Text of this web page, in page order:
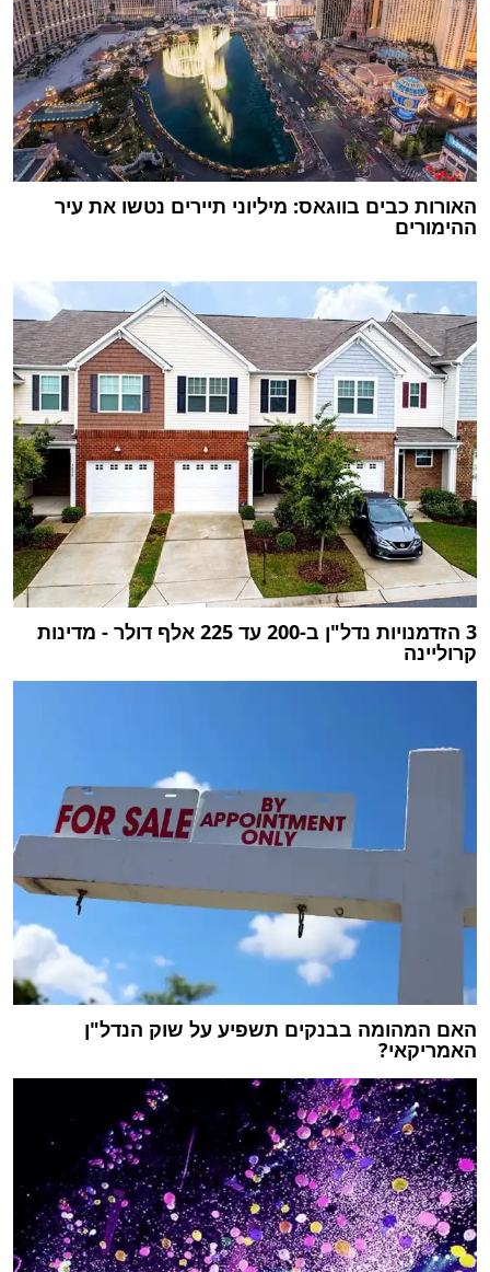
האורות כבים בווגאס: מיליוני תיירים נטשו את עיר
ההימורים
3 הזדמנויות נדל"ן ב-200 עד 225 אלף דולר - מדינות
קרוליינה
האם המהומה בבנקים תשפיע על שוק הנדל"ן
האמריקאי?